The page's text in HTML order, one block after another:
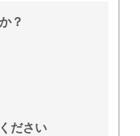
？
ださい